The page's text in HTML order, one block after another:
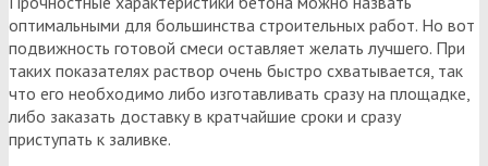
оптимальными для большинства строительных работ. Но вот
подвижность готовой смеси оставляет желать лучшего. При
таких показателях раствор очень быстро схватывается, так
что его необходимо либо изготавливать сразу на площадке,
либо заказать доставку в кратчайшие сроки и сразу
приступать к заливке.